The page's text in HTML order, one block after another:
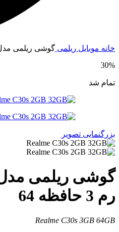
موبایل ریلمی گوشی ریلمی مدل Realme C30s رم 3 حافظه 64
شد
تصویر
3 حافظه 64
Realme C30s 3GB